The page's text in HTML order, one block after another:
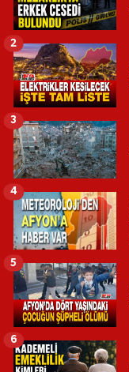
2
3
4
5
6